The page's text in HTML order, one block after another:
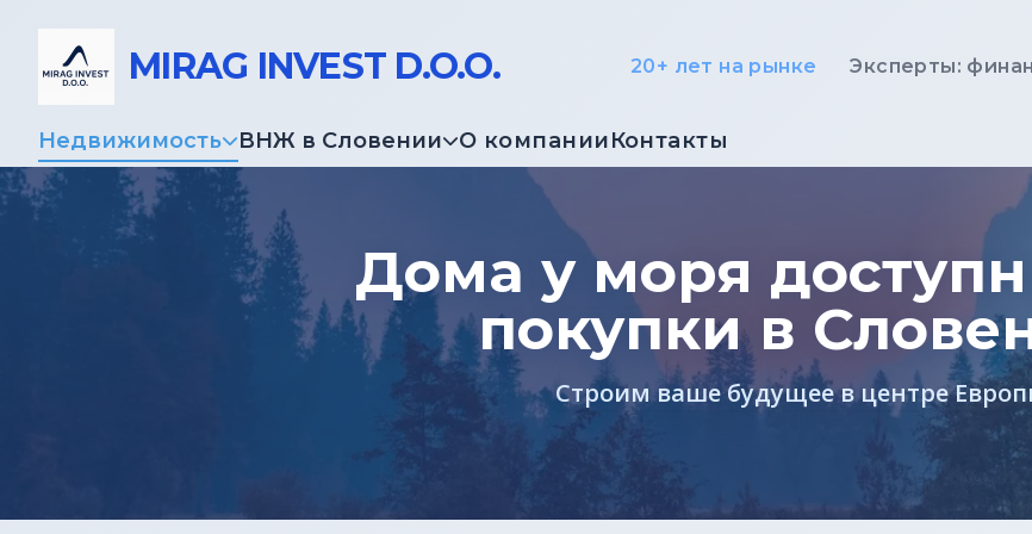
MIRAG INVEST D.O.O. 20+ лет на рынке Эксперты:
Недвижимость ВНЖ в Словении О компанииКонтакты
Дома у моря
покупки в
Строим ваше будущее в центре